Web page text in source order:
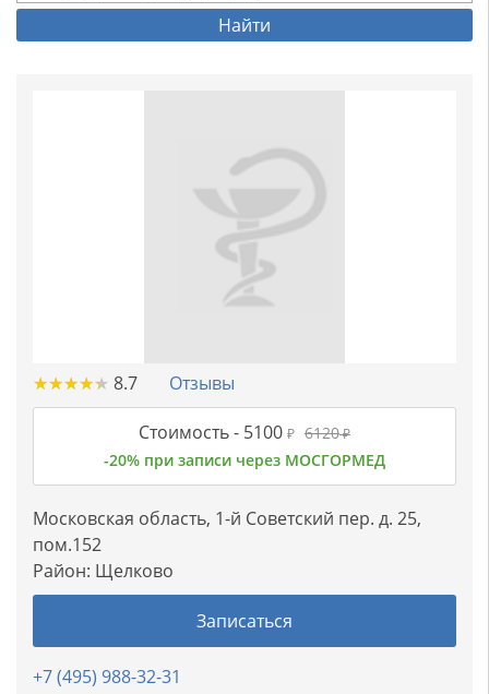
Найти
★★★★★
★★★★★ 8.7 Отзывы
Стоимость - 5100 ₽ 6120₽
-20% при записи через МОСГОРМЕД
Московская область, 1-й Советский пер. д. 25,
пом.152
Район: Щелково
Записаться
+7 (495) 988-32-31